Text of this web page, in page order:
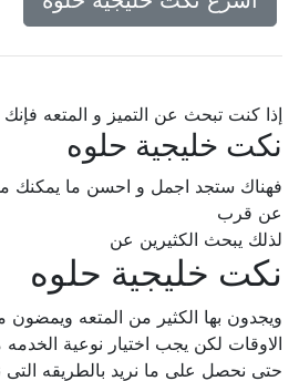
إذا كنت تبحث عن التميز و المتعه فإنك
نكت خليجية حلوه
فهناك ستجد اجمل و احسن ما يمكنك
عن قرب
لذلك يبحث الكثيرين عن
نكت خليجية حلوه
ويجدون بها الكثير من المتعه ويمضون
الاوقات لكن يجب اختيار نوعية الخدمه
حتى نحصل على ما نريد بالطريقه التى